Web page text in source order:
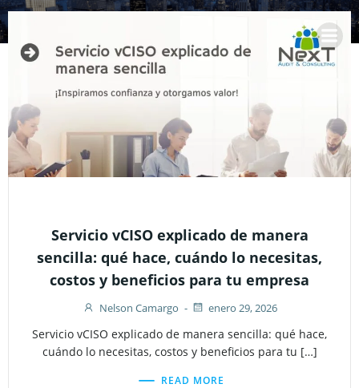
Saltar
contenido
Servicio vCISO explicado de manera
sencilla: qué hace, cuándo lo necesitas,
costos y beneficios para tu empresa
Nelson Camargo - enero 29, 2026
Servicio vCISO explicado de manera sencilla: qué hace,
cuándo lo necesitas, costos y beneficios para tu […]
READ MORE